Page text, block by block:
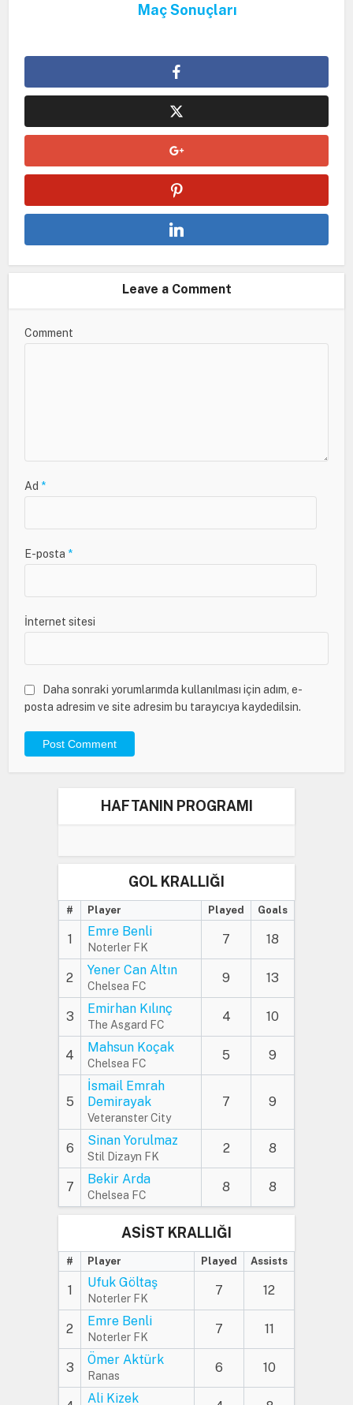
Maç Sonuçları
Leave a Comment
Comment
Ad *
E-posta *
İnternet sitesi
Daha sonraki yorumlarımda kullanılması için adım, e-
posta adresim ve site adresim bu tarayıcıya kaydedilsin.
HAFTANIN PROGRAMI
GOL KRALLIĞI
# Player Played Goals
1
Emre Benli
Noterler FK
7 18
2
Yener Can Altın
Chelsea FC
9 13
3
Emirhan Kılınç
The Asgard FC
4 10
4
Mahsun Koçak
Chelsea FC
5 9
5
İsmail Emrah
Demirayak
Veteranster City
7 9
6
Sinan Yorulmaz
Stil Dizayn FK
2 8
7
Bekir Arda
Chelsea FC
8 8
ASİST KRALLIĞI
# Player Played Assists
1
Ufuk Göltaş
Noterler FK
7 12
2
Emre Benli
Noterler FK
7 11
3
Ömer Aktürk
Ranas
6 10
Ali Kizek